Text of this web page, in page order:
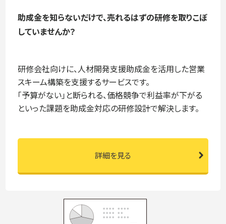
助成金を知らないだけで、売れるはずの研修を取りこぼ
していませんか？
研修会社向けに、人材開発支援助成金を活用した営業
スキーム構築を支援するサービスです。
「予算がない」と断られる、価格競争で利益率が下がる
といった課題を助成金対応の研修設計で解決します。
詳細を見る